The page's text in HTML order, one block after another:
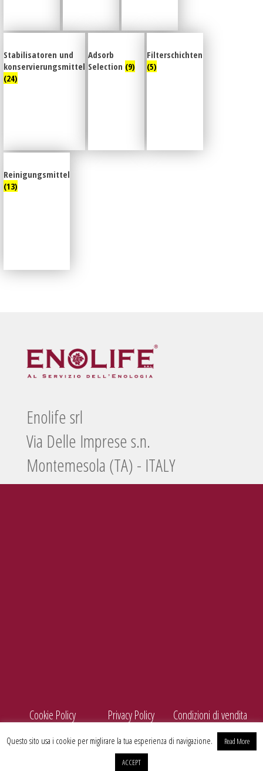
Stabilisatoren und
konservierungsmittel
(24)
Adsorb
Selection (9)
Filterschichten
(5)
Reinigungsmittel
(13)
Cookie Policy Privacy Policy Condizioni di vendita
Enolife srl
Via Delle Imprese s.n.
Montemesola (TA) - ITALY
Questo sito usa i cookie per miglirare la tua esperienza di navigazione.
Read More
ACCEPT